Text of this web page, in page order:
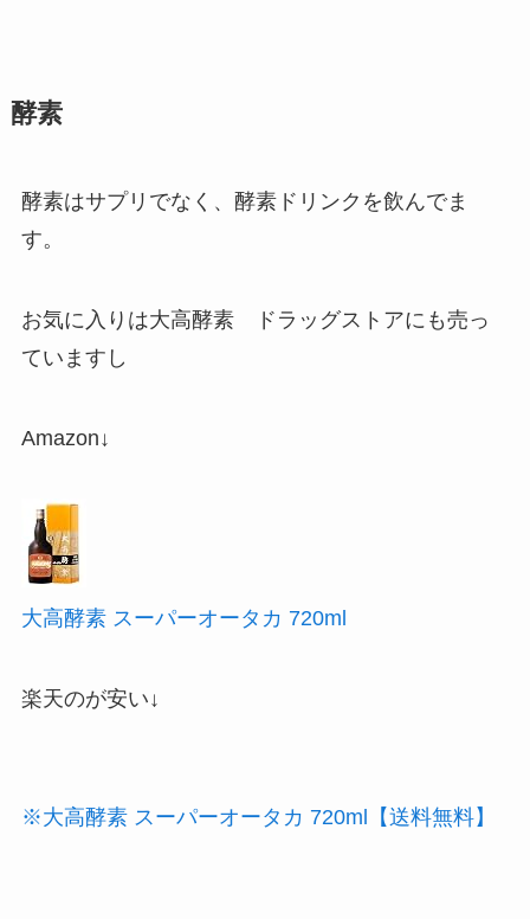
酵素
酵素はサプリでなく、酵素ドリンクを飲んでま
す。
お気に入りは大高酵素 ドラッグストアにも売っ
ていますし
Amazon↓
大高酵素 スーパーオータカ 720ml
楽天のが安い↓
※大高酵素 スーパーオータカ 720ml【送料無料】